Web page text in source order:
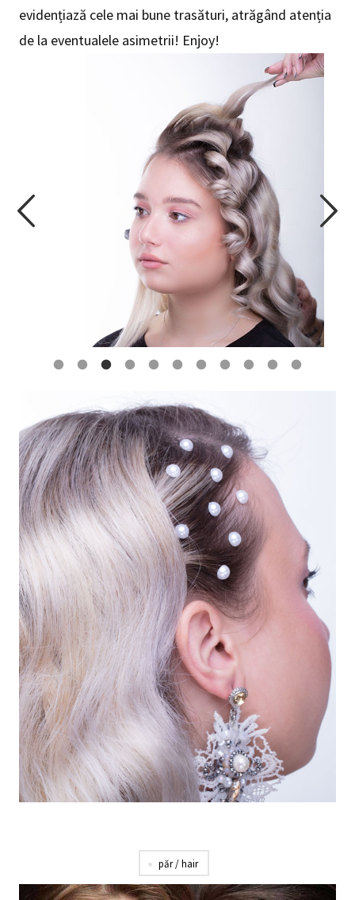
evidențiază cele mai bune trasături, atrăgând atenția
de la eventualele asimetrii! Enjoy!
păr / hair